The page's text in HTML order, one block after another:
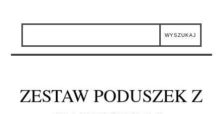
ZESTAW PODUSZEK Z